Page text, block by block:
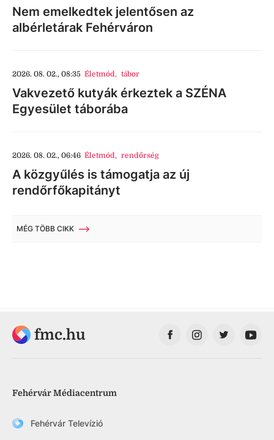
Nem emelkedtek jelentősen az
albérletárak Fehérváron
2026. 08. 02., 08:35 Életmód, tábor
Vakvezető kutyák érkeztek a SZÉNA
Egyesület táborába
2026. 08. 02., 06:46 Életmód, rendőrség
A közgyűlés is támogatja az új
rendőrfőkapitányt
MÉG TÖBB CIKK
fmc.hu
Fehérvár Médiacentrum
Fehérvár Televízió